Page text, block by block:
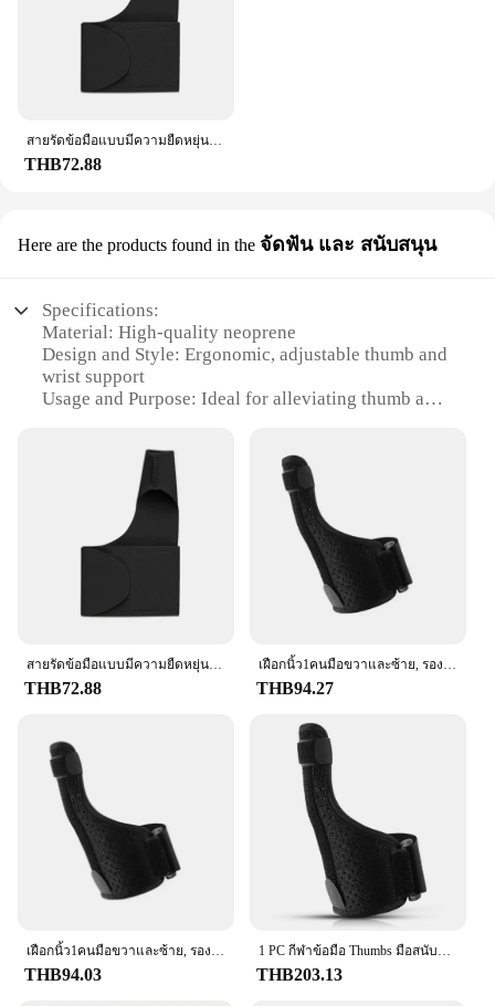
สายรัดข้อมือแบบมีความยืดหยุ่นสูงระบายอากาศได้ดีอุปกรณ์พยุงข้อมือแบบนิ้วหัวแม่มือนุ่มป้องกันปลอกรัดสวมแขนสำหรับเอ็น
THB72.88
Here are the products found in the จัดฟัน และ สนับสนุน
Specifications:
Material: High-quality neoprene
Design and Style: Ergonomic, adjustable thumb and
wrist support
Usage and Purpose: Ideal for alleviating thumb and
Typical Adaptive Scenario: Suitable for both men
and women, for various activities including typing,
gaming, and manual labor
Shape or Size or Weight or Quantity: Lightweight,
easy-to-wear design with a comfortable fit
Performance and Property: Durable, breathable, and
washable for extended use
|Wholesale|Vendors|
The Thumb Wrist Brace is meticulously crafted
from high-quality neoprene, ensuring a snug and
supportive fit for your thumb and wrist. The
ergonomic design is specifically tailored to provide
relief from pain, reduce inflammation, and promote
healing. Whether you're recovering from a sports
injury, dealing with repetitive strain, or simply
looking for additional support during daily
activities, this brace is designed to accommodate
**Versatile and Adaptable**
สายรัดข้อมือแบบมีความยืดหยุ่นสูงระบายอากาศได้ดีอุปกรณ์พยุงข้อมือแบบนิ้วหัวแม่มือนุ่มป้องกันปลอกรัดสวมแขนสำหรับเอ็น
THB72.88
เฝือกนิ้ว1คนมือขวาและซ้าย, รองรับนิ้วหัวแม่มือพลิกกลับได้, ปลอกเอ็นสายรัดข้อมือปลอกนิ้วหัวแม่มือ
THB94.27
เฝือกนิ้ว1คนมือขวาและซ้าย, รองรับนิ้วหัวแม่มือพลิกกลับได้, ปลอกเอ็นสายรัดข้อมือปลอกนิ้วหัวแม่มือ
THB94.03
1 PC กีฬาข้อมือ Thumbs มือสนับสนุนการบีบอัด Finger Holder Protector BRACE แขนป้องกันป้องกันนิ้วมือ
THB203.13